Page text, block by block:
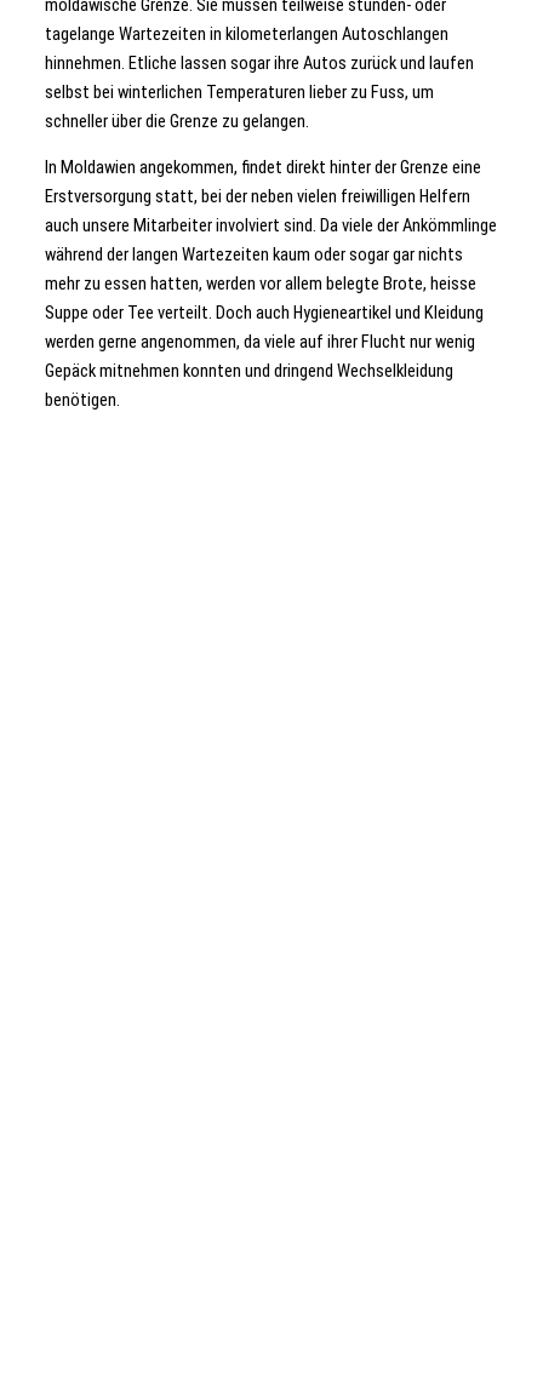
moldawische Grenze. Sie müssen teilweise stunden- oder
tagelange Wartezeiten in kilometerlangen Autoschlangen
hinnehmen. Etliche lassen sogar ihre Autos zurück und laufen
selbst bei winterlichen Temperaturen lieber zu Fuss, um
schneller über die Grenze zu gelangen.
In Moldawien angekommen, findet direkt hinter der Grenze eine
Erstversorgung statt, bei der neben vielen freiwilligen Helfern
auch unsere Mitarbeiter involviert sind. Da viele der Ankömmlinge
während der langen Wartezeiten kaum oder sogar gar nichts
mehr zu essen hatten, werden vor allem belegte Brote, heisse
Suppe oder Tee verteilt. Doch auch Hygieneartikel und Kleidung
werden gerne angenommen, da viele auf ihrer Flucht nur wenig
Gepäck mitnehmen konnten und dringend Wechselkleidung
benötigen.